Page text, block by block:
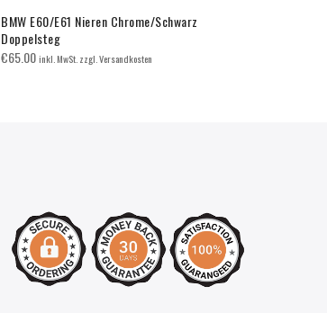
BMW E60/E61 Nieren Chrome/Schwarz
Doppelsteg
€65.00inkl. MwSt. zzgl. Versandkosten